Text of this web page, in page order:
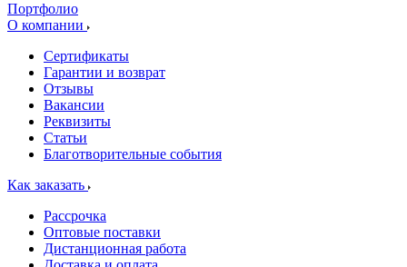
Портфолио
О компании
Сертификаты
Гарантии и возврат
Отзывы
Вакансии
Реквизиты
Статьи
Благотворительные события
Как заказать
Рассрочка
Оптовые поставки
Дистанционная работа